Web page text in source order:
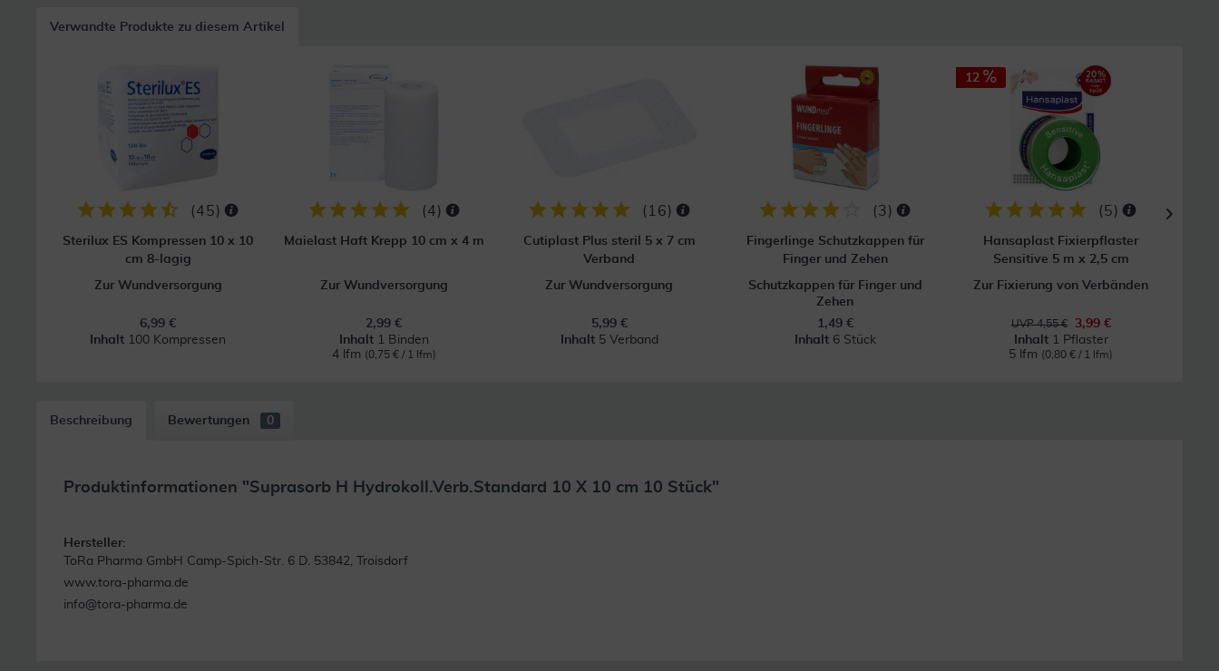
Verwandte Produkte zu diesem Artikel
(45)
Sterilux ES Kompressen 10 x 10
cm 8-lagig
Zur Wundversorgung
6,99 €
Inhalt 100 Kompressen
(4)
Maielast Haft Krepp 10 cm x 4 m
Zur Wundversorgung
2,99 €
Inhalt 1 Binden
4 lfm (0,75 € / 1 lfm)
( 16)
Cutiplast Plus steril 5 x 7 cm
Verband
Zur Wundversorgung
5,99 €
Inhalt 5 Verband
(3)
Fingerlinge Schutzkappen für
Finger und Zehen
Schutzkappen für Finger und
Zehen
1,49 €
Inhalt 6 Stück
12
(5)
Hansaplast Fixierpflaster
Sensitive 5 m x 2,5 cm
Zur Fixierung von Verbänden
UVP 4,55 €
3,99 €
Inhalt 1 Pflaster
5 lfm (0,80 € / 1 lfm)
Beschreibung Bewertungen 0
Produktinformationen "Suprasorb H Hydrokoll.Verb.Standard 10 X 10 cm 10 Stück"
Weiterlesen
Hersteller:
ToRa Pharma GmbH Camp-Spich-Str. 6 D. 53842, Troisdorf
www.tora-pharma.de
info@tora-pharma.de